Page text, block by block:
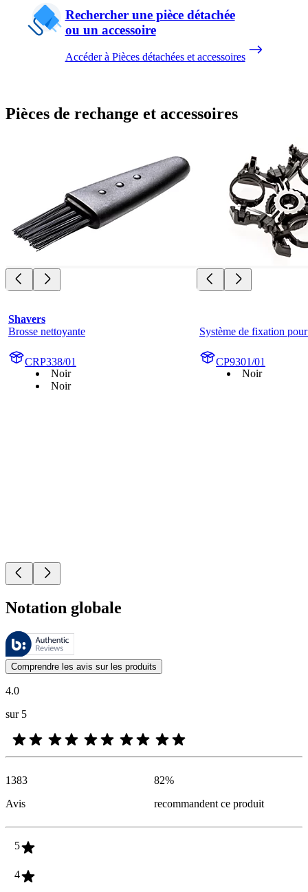
Rechercher une pièce détachée
ou un accessoire
Accéder à Pièces détachées et accessoires
Pièces de rechange et accessoires
Shavers
Brosse nettoyante
CRP338/01
Noir
Noir
Système de fixation pour
CP9301/01
Noir
Notation globale
Ces évaluations sont gérées par Bazaarvoice et sont conformes à la
Les avis des clients exprimés sous forme d'évaluations de produits
Comprendre les avis sur les produits
4.0
sur 5
1383
Avis
82%
recommandent ce produit
5
4